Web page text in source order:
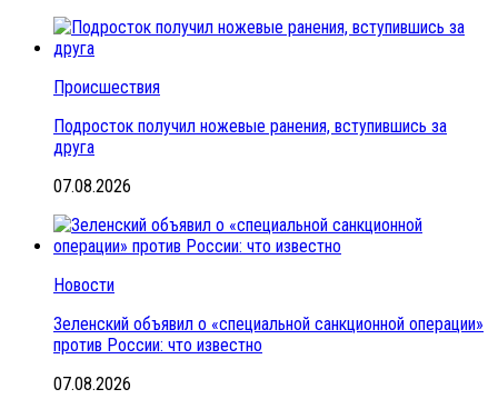
Происшествия
Подросток получил ножевые ранения, вступившись за
друга
07.08.2026
Новости
Зеленский объявил о «специальной санкционной операции»
против России: что известно
07.08.2026